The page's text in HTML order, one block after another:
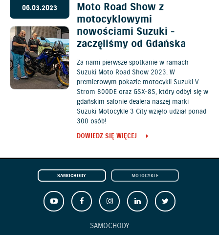
06.03.2023
Moto Road Show z
motocyklowymi
nowościami Suzuki -
zaczęliśmy od Gdańska
Za nami pierwsze spotkanie w ramach
Suzuki Moto Road Show 2023. W
premierowym pokazie motocykli Suzuki V-
Strom 800DE oraz GSX-8S, który odbył się w
gdańskim salonie dealera naszej marki
Suzuki Motocykle 3 City wzięło udział ponad
300 osób!
DOWIEDZ SIĘ WIĘCEJ
SAMOCHODY MOTOCYKLE
SAMOCHODY